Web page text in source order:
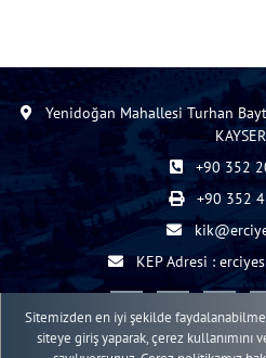
Yenidoğan Mahallesi Turhan
+90 352
+90 352
KEP Adresi :
Sitemizden en iyi şekilde
siteye giriş yaparak, çerez kullanımını